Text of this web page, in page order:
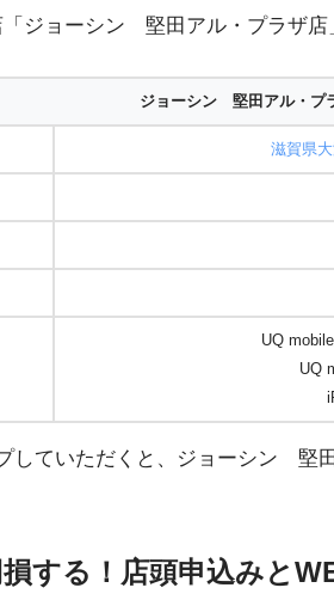
ジョーシン 堅田アル・プラザ店
ジョーシン 堅田アル・プ
滋賀県
UQ
UQ
していただくと、ジョーシン 堅
する！店頭申込みと